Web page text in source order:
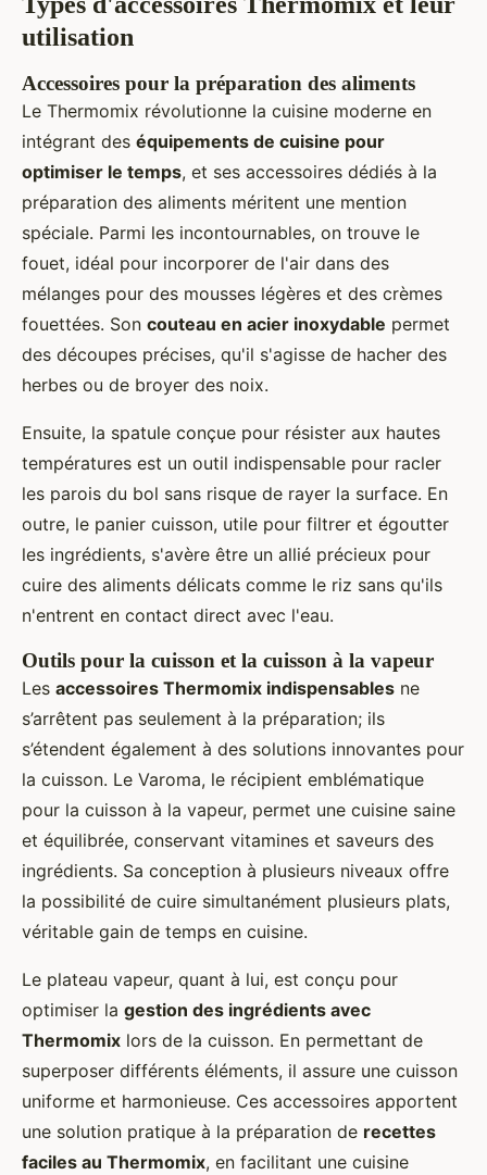
utilisation
Accessoires pour la préparation des aliments
Le Thermomix révolutionne la cuisine moderne en
intégrant des équipements de cuisine pour
optimiser le temps, et ses accessoires dédiés à la
préparation des aliments méritent une mention
spéciale. Parmi les incontournables, on trouve le
fouet, idéal pour incorporer de l'air dans des
mélanges pour des mousses légères et des crèmes
fouettées. Son couteau en acier inoxydable permet
des découpes précises, qu'il s'agisse de hacher des
herbes ou de broyer des noix.
Ensuite, la spatule conçue pour résister aux hautes
températures est un outil indispensable pour racler
les parois du bol sans risque de rayer la surface. En
outre, le panier cuisson, utile pour filtrer et égoutter
les ingrédients, s'avère être un allié précieux pour
cuire des aliments délicats comme le riz sans qu'ils
n'entrent en contact direct avec l'eau.
Outils pour la cuisson et la cuisson à la vapeur
Les accessoires Thermomix indispensables ne
s’arrêtent pas seulement à la préparation; ils
s’étendent également à des solutions innovantes pour
la cuisson. Le Varoma, le récipient emblématique
pour la cuisson à la vapeur, permet une cuisine saine
et équilibrée, conservant vitamines et saveurs des
ingrédients. Sa conception à plusieurs niveaux offre
la possibilité de cuire simultanément plusieurs plats,
véritable gain de temps en cuisine.
Le plateau vapeur, quant à lui, est conçu pour
optimiser la gestion des ingrédients avec
Thermomix lors de la cuisson. En permettant de
superposer différents éléments, il assure une cuisson
uniforme et harmonieuse. Ces accessoires apportent
une solution pratique à la préparation de recettes
faciles au Thermomix, en facilitant une cuisine